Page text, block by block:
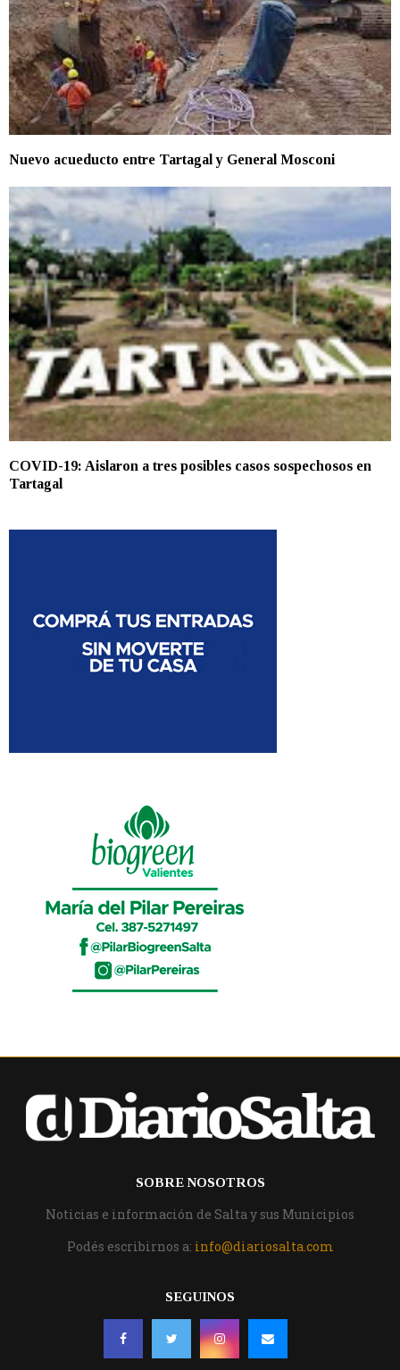
Nuevo acueducto entre Tartagal y General Mosconi
COVID-19: Aislaron a tres posibles casos sospechosos en
Tartagal
SOBRE NOSOTROS
Noticias e información de Salta y sus Municipios
Podés escribirnos a: info@diariosalta.com
SEGUINOS